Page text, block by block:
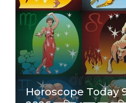
Horoscope Today